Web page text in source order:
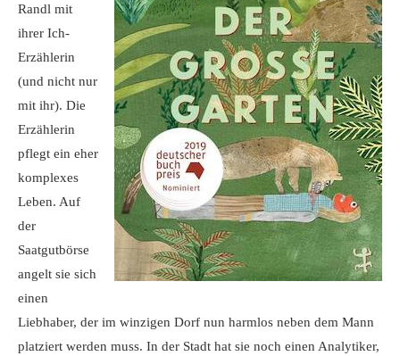
Randl mit
ihrer Ich-
Erzählerin
(und nicht nur
mit ihr). Die
Erzählerin
pflegt ein eher
komplexes
Leben. Auf
der
Saatgutbörse
angelt sie sich
einen
Liebhaber, der im winzigen Dorf nun harmlos neben dem Mann
platziert werden muss. In der Stadt hat sie noch einen Analytiker,